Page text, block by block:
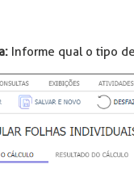
Informe qual o tipo